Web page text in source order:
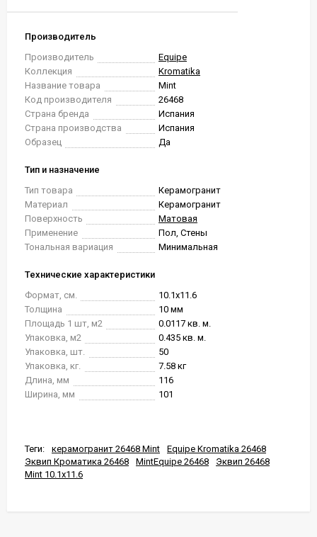
Производитель
Производитель
Equipe
Коллекция
Kromatika
Название товара
Mint
Код производителя
26468
Страна бренда
Испания
Страна производства
Испания
Образец
Да
Тип и назначение
Тип товара
Керамогранит
Материал
Керамогранит
Поверхность
Матовая
Применение
Пол, Стены
Тональная вариация
Минимальная
Технические характеристики
Формат, см.
10.1x11.6
Толщина
10 мм
Площадь 1 шт, м2
0.0117 кв. м.
Упаковка, м2
0.435 кв. м.
Упаковка, шт.
50
Упаковка, кг.
7.58 кг
Длина, мм
116
Ширина, мм
101
Теги: керамогранит 26468 Mint
Equipe Kromatika 26468
Эквип Кроматика 26468
MintEquipe 26468
Эквип 26468
Mint 10.1x11.6